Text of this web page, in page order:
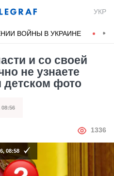
УКР
ВОЙНЫ В УКРАИНЕ
и со своей
не узнаете
детском фото
08:56
АВТОР
1336
08:58